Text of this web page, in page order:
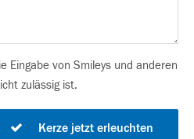
Eingabe von Smileys und anderen
zulässig ist.
Kerze jetzt erleuchten